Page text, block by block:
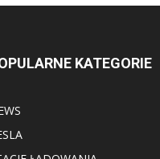
KATEGORIE